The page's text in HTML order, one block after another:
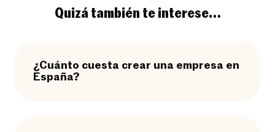
Quizá también te interese…
¿Cuánto cuesta crear una empresa en
España?